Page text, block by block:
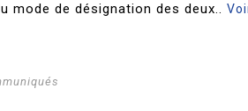
mode de désignation des deux..